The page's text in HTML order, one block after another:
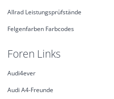
Allrad Leistungsprüfstände
Felgenfarben Farbcodes
Foren Links
Audi4ever
Audi A4-Freunde